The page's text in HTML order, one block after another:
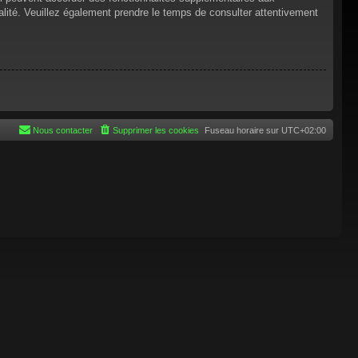
Veuillez également prendre le temps de consulter attentivement
Fuseau horaire sur UTC+02:00
Supprimer les cookies
Nous contacter